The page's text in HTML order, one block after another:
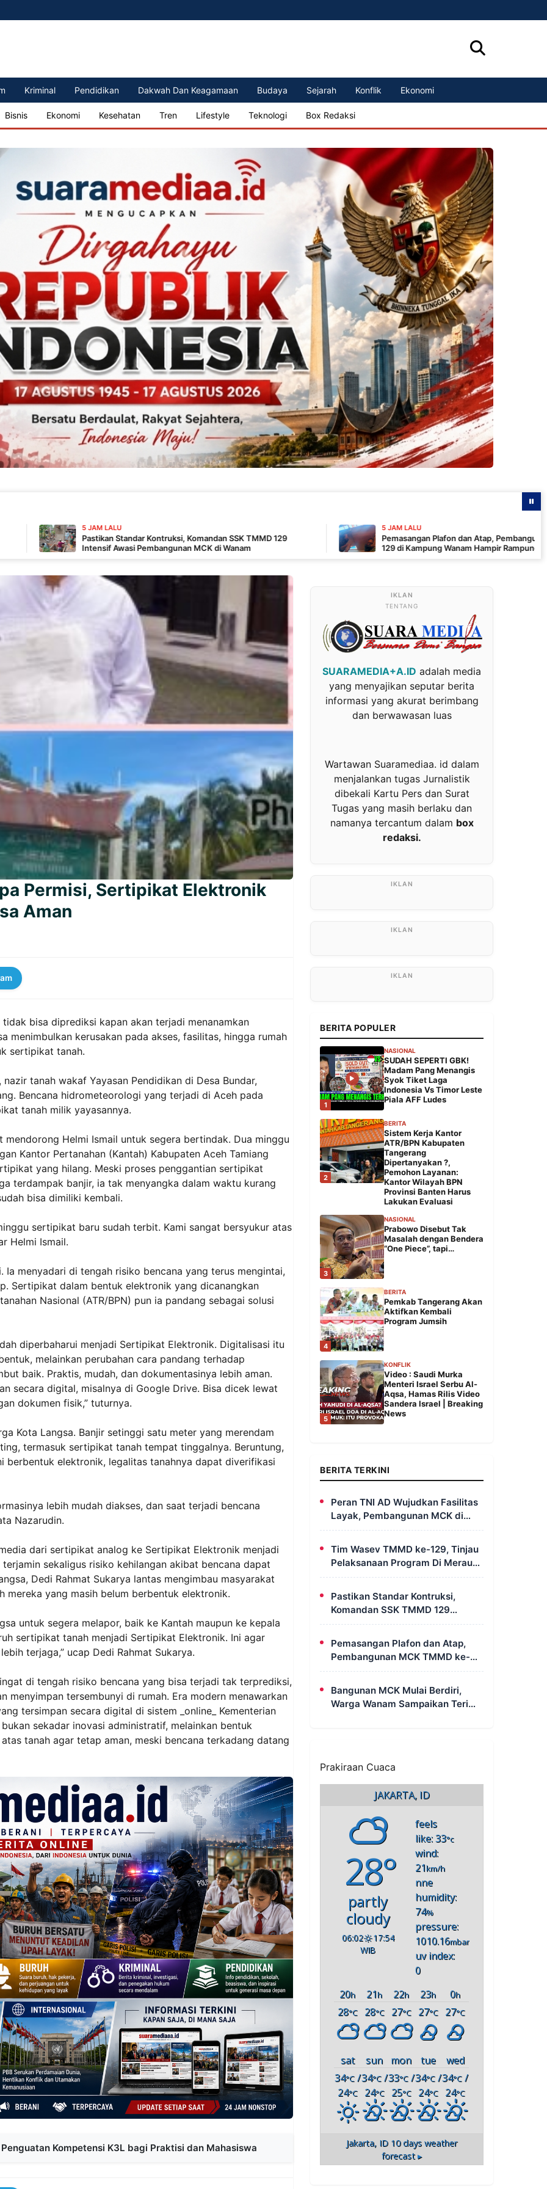
Kriminal Pendidikan Dakwah Dan Keagamaan Budaya Sejarah Konflik Ekonomi
Bisnis Ekonomi Kesehatan Tren Lifestyle Teknologi Box Redaksi
5 JAM LALU
Pastikan Standar Kontruksi, Komandan SSK TMMD 129
Intensif Awasi Pembangunan MCK di Wanam
5 JAM LALU
Pemasangan Plafon dan Atap, Pembangunan MCK TMMD ke-
129 di Kampung Wanam Hampir Rampung
Permisi, Sertipikat Elektronik
Aman
tidak bisa diprediksi kapan akan terjadi menanamkan
menimbulkan kerusakan pada akses, fasilitas, hingga rumah
sertipikat tanah.
tanah wakaf Yayasan Pendidikan di Desa Bundar,
Bencana hidrometeorologi yang terjadi di Aceh pada
tanah milik yayasannya.
Helmi Ismail untuk segera bertindak. Dua minggu
Kantor Pertanahan (Kantah) Kabupaten Aceh Tamiang
yang hilang. Meski proses penggantian sertipikat
terdampak banjir, ia tak menyangka dalam waktu kurang
bisa dimiliki kembali.
sertipikat baru sudah terbit. Kami sangat bersyukur atas
Helmi Ismail.
menyadari di tengah risiko bencana yang terus mengintai,
Sertipikat dalam bentuk elektronik yang dicanangkan
Nasional (ATR/BPN) pun ia pandang sebagai solusi
diperbaharui menjadi Sertipikat Elektronik. Digitalisasi itu
melainkan perubahan cara pandang terhadap
baik. Praktis, mudah, dan dokumentasinya lebih aman.
secara digital, misalnya di Google Drive. Bisa dicek lewat
dokumen fisik,” tuturnya.
Kota Langsa. Banjir setinggi satu meter yang merendam
termasuk sertipikat tanah tempat tinggalnya. Beruntung,
berbentuk elektronik, legalitas tanahnya dapat diverifikasi
lebih mudah diakses, dan saat terjadi bencana
Nazarudin.
dari sertipikat analog ke Sertipikat Elektronik menjadi
sekaligus risiko kehilangan akibat bencana dapat
Dedi Rahmat Sukarya lantas mengimbau masyarakat
mereka yang masih belum berbentuk elektronik.
untuk segera melapor, baik ke Kantah maupun ke kepala
sertipikat tanah menjadi Sertipikat Elektronik. Ini agar
terjaga,” ucap Dedi Rahmat Sukarya.
di tengah risiko bencana yang bisa terjadi tak terprediksi,
menyimpan tersembunyi di rumah. Era modern menawarkan
tersimpan secara digital di sistem _online_ Kementerian
sekadar inovasi administratif, melainkan bentuk
tanah agar tetap aman, meski bencana terkadang datang
Kompetensi K3L bagi Praktisi dan Mahasiswa
TENTANG
SUARAMEDIA+A.ID adalah media
yang menyajikan seputar berita
informasi yang akurat berimbang
dan berwawasan luas
Wartawan Suaramediaa. id dalam
menjalankan tugas Jurnalistik
dibekali Kartu Pers dan Surat
Tugas yang masih berlaku dan
namanya tercantum dalam box
redaksi.
BERITA POPULER
1
NASIONAL
SUDAH SEPERTI GBK!
Madam Pang Menangis
Syok Tiket Laga
Indonesia Vs Timor Leste
Piala AFF Ludes
2
BERITA
Sistem Kerja Kantor
ATR/BPN Kabupaten
Tangerang
Dipertanyakan ?,
Pemohon Layanan:
Kantor Wilayah BPN
Provinsi Banten Harus
Lakukan Evaluasi
3
NASIONAL
Prabowo Disebut Tak
Masalah dengan Bendera
“One Piece”, tapi…
4
BERITA
Pemkab Tangerang Akan
Aktifkan Kembali
Program Jumsih
5
KONFLIK
Video : Saudi Murka
Menteri Israel Serbu Al-
Aqsa, Hamas Rilis Video
Sandera Israel | Breaking
News
BERITA TERKINI
Peran TNI AD Wujudkan Fasilitas
Layak, Pembangunan MCK di
Dusun Serapu Rampung
Dikerjakan
Tim Wasev TMMD ke-129, Tinjau
Pelaksanaan Program Di Merauke
– Papua Selatan
Pastikan Standar Kontruksi,
Komandan SSK TMMD 129
Intensif Awasi Pembangunan
Pemasangan Plafon dan Atap,
Pembangunan MCK TMMD ke-
129 di Kampung Wanam Hampir
Bangunan MCK Mulai Berdiri,
Warga Wanam Sampaikan Terima
Prakiraan Cuaca
JAKARTA, ID
28°
partly
cloudy
06:02
17:54
WIB
feels
like: 33°c
wind:
21km/h
nne
humidity:
74%
pressure:
1010.16mbar
uv index:
0
20h 21h 22h 23h 0h
28°C 28°C 27°C 27°C 27°C
sat sun mon tue
wed
34°C/
24°C
34°C/
24°C
33°C/
25°C
34°C/
24°C
34°C /
24°C
Jakarta, ID 10 days weather
forecast ▸